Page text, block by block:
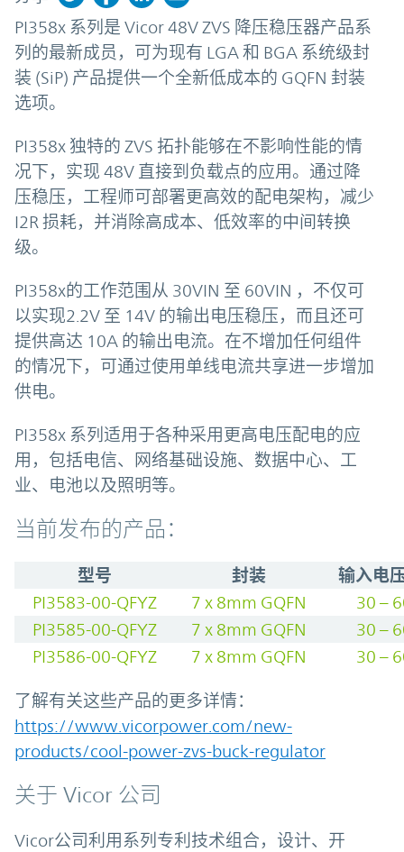
PI358x 系列是 Vicor 48V ZVS 降压稳压器产品系
列的最新成员，可为现有 LGA 和 BGA 系统级封
装 (SiP) 产品提供一个全新低成本的 GQFN 封装
选项。
PI358x 独特的 ZVS 拓扑能够在不影响性能的情
况下，实现 48V 直接到负载点的应用。通过降
压稳压，工程师可部署更高效的配电架构，减少
I2R 损耗，并消除高成本、低效率的中间转换
级。
PI358x的工作范围从 30VIN 至 60VIN ，不仅可
以实现2.2V 至 14V 的输出电压稳压，而且还可
提供高达 10A 的输出电流。在不增加任何组件
的情况下，可通过使用单线电流共享进一步增加
供电。
PI358x 系列适用于各种采用更高电压配电的应
用，包括电信、网络基础设施、数据中心、工
业、电池以及照明等。
当前发布的产品：
型号 封装
输入电
PI3583-00-QFYZ
7 x 8mm GQFN
30 –
PI3585-00-QFYZ
7 x 8mm GQFN
30 –
PI3586-00-QFYZ
7 x 8mm GQFN 30 –
了解有关这些产品的更多详情：
https://www.vicorpower.com/new-
products/cool-power-zvs-buck-regulator
关于 Vicor 公司
Vicor公司利用系列专利技术组合，设计、开